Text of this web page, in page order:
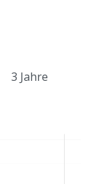
3 Jahre